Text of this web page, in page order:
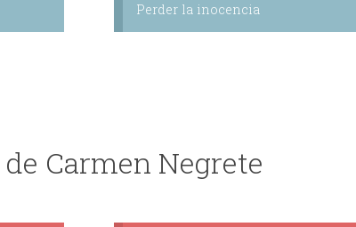
Perder la inocencia
Carmen Negrete